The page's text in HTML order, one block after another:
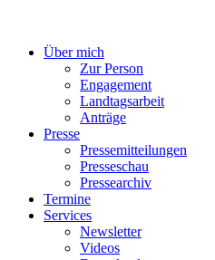
Über mich
Zur Person
Engagement
Landtagsarbeit
Anträge
Presse
Pressemitteilungen
Presseschau
Pressearchiv
Termine
Services
Newsletter
Videos